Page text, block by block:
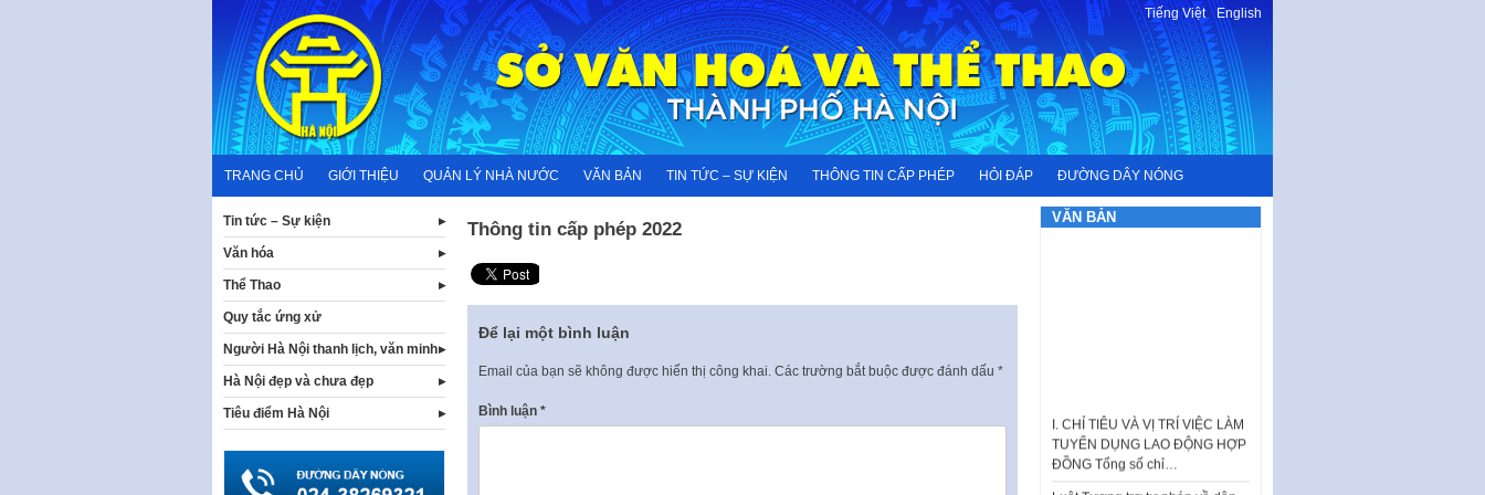
content
Tiếng Việt-English
TRANG CHỦ GIỚI THIỆU QUẢN LÝ NHÀ NƯỚC VĂN BẢN TIN TỨC – SỰ KIỆN THÔNG TIN CẤP PHÉP HỎI ĐÁP ĐƯỜNG DÂY NÓNG
Thông tin cấp phép 2022
Để lại một bình luận
Email của bạn sẽ không được hiển thị công khai. Các trường bắt buộc được đánh dấu *
Bình luận *
Tin tức – Sự kiện
Văn hóa
Thể Thao
Quy tắc ứng xử
Người Hà Nội thanh lịch, văn minh
Hà Nội đẹp và chưa đẹp
Tiêu điểm Hà Nội
VĂN BẢN
TUYỂN DỤNG LAO ĐỘNG HỢP
ĐỒNG Tổng số chỉ…